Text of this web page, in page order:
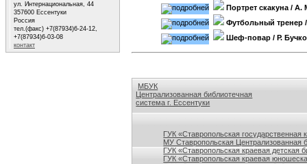
Портрет скакуна / А.
Футбольный тренер
Шеф-повар / Р.
МБУК
Централизованная библиотечная
система г. Ессентуки
ГУК «Ставропольская
МУ Ставропольская Централизованная
ГУК «Ставропольская краевая детская
ГУК «Ставропольская краевая
ул. Интернациональная, 44
357600 Ессентуки
Россия
тел.(факс) +7(87934)6-24-12,
+7(87934)6-03-08
контакт